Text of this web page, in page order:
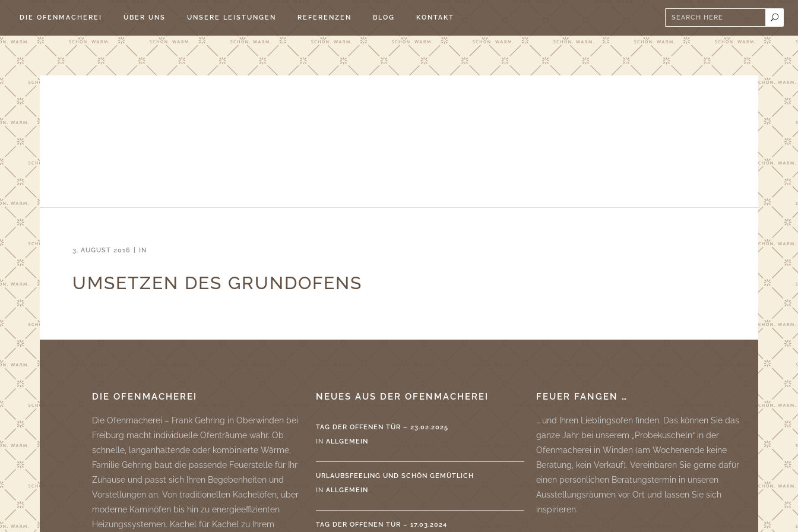
DIE OFENMACHEREI ÜBER UNS UNSERE LEISTUNGEN REFERENZEN BLOG KONTAKT
3. AUGUST 2016 IN
UMSETZEN DES GRUNDOFENS
DIE OFENMACHEREI
Die Ofenmacherei – Frank Gehring in Oberwinden bei
Freiburg macht individuelle Ofenträume wahr. Ob
schnelle, langanhaltende oder kombinierte Wärme,
Familie Gehring baut die passende Feuerstelle für Ihr
Zuhause und passt sich Ihren Begebenheiten und
Vorstellungen an. Von traditionellen Kachelöfen, über
moderne Kaminöfen bis hin zu energieeffizienten
Heizungssystemen. Kachel für Kachel zu Ihrem
NEUES AUS DER OFENMACHEREI
TAG DER OFFENEN TÜR – 23.02.2025
IN ALLGEMEIN
URLAUBSFEELING UND SCHÖN GEMÜTLICH
IN ALLGEMEIN
TAG DER OFFENEN TÜR – 17.03.2024
FEUER FANGEN …
… und Ihren Lieblingsofen finden. Das können Sie das
ganze Jahr bei unserem „Probekuscheln“ in der
Ofenmacherei in Winden (am Wochenende keine
Beratung, kein Verkauf). Vereinbaren Sie gerne dafür
einen persönlichen Beratungstermin in unseren
Ausstellungsräumen vor Ort und lassen Sie sich
inspirieren.